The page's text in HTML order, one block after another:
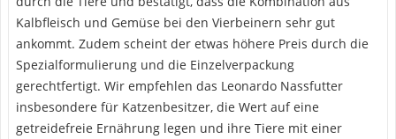
Kalbfleisch und Gemüse bei den Vierbeinern sehr gut
ankommt. Zudem scheint der etwas höhere Preis durch die
Spezialformulierung und die Einzelverpackung
gerechtfertigt. Wir empfehlen das Leonardo Nassfutter
insbesondere für Katzenbesitzer, die Wert auf eine
getreidefreie Ernährung legen und ihre Tiere mit einer